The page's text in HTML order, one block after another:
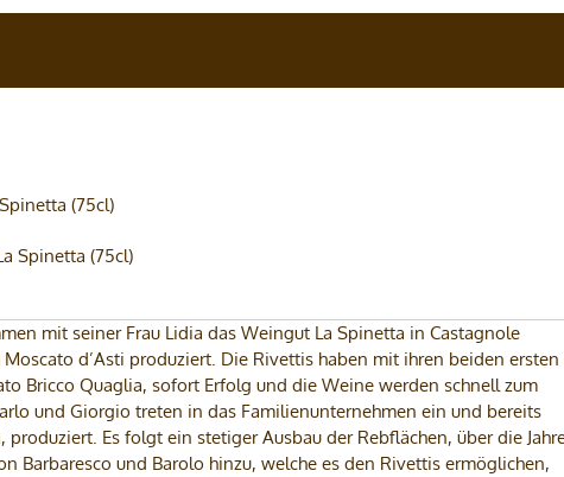
(75cl)
mit seiner Frau Lidia das Weingut La Spinetta in Castagnole
d’Asti produziert. Die Rivettis haben mit ihren beiden ersten
Bricco Quaglia, sofort Erfolg und die Weine werden schnell zum
und Giorgio treten in das Familienunternehmen ein und bereits
Es folgt ein stetiger Ausbau der Rebflächen, über die
Barbaresco und Barolo hinzu, welche es den Rivettis ermöglichen,